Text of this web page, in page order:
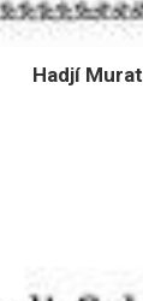
Hadjí Murat